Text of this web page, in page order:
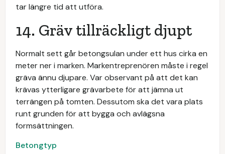
tar längre tid att utföra.
14. Gräv tillräckligt djupt
Normalt sett går betongsulan under ett hus cirka en
meter ner i marken. Markentreprenören måste i regel
gräva ännu djupare. Var observant på att det kan
krävas ytterligare grävarbete för att jämna ut
terrängen på tomten. Dessutom ska det vara plats
runt grunden för att bygga och avlägsna
formsättningen.
Betongtyp